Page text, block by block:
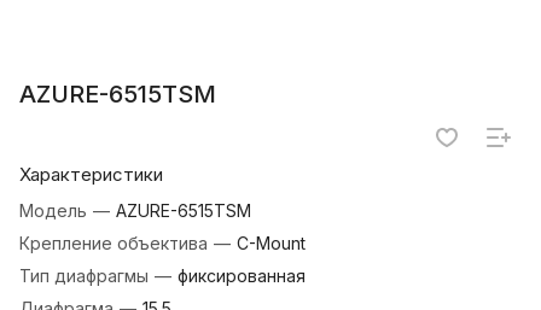
AZURE-6515TSM
Характеристики
Модель — AZURE-6515TSM
Крепление объектива — C-Mount
Тип диафрагмы — фиксированная